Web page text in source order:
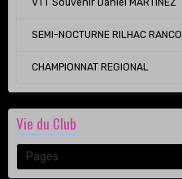
VTT Souvenir Daniel MARTINEZ
SEMI-NOCTURNE RILHAC
CHAMPIONNAT REGIONAL
Vie du Club